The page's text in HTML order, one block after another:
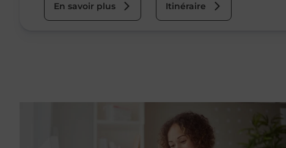
En savoir plus Itinéraire